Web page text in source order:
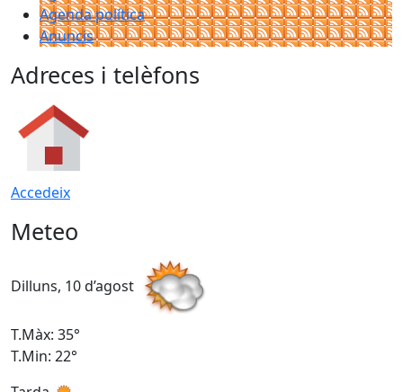
Agenda política
Anuncis
Adreces i telèfons
Accedeix
Meteo
Dilluns, 10 d’agost
T.Màx: 35°
T.Min: 22°